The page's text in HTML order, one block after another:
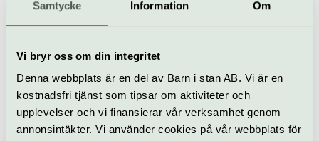
Samtycke Information Om
Vi bryr oss om din integritet
Denna webbplats är en del av Barn i stan AB. Vi är en
kostnadsfri tjänst som tipsar om aktiviteter och
upplevelser och vi finansierar vår verksamhet genom
annonsintäkter. Vi använder cookies på vår webbplats för
Konsert
(UKK)
Pop & rock Konsert
Revalution Club Tour
16 oktober
Uppsala konsert & kongress
(UKK)